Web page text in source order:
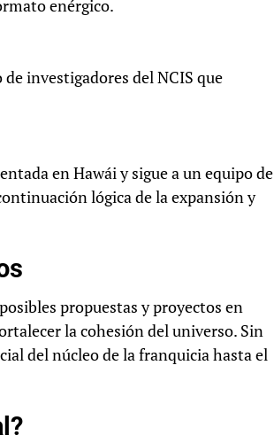
enérgico.
investigadores del NCIS que
en Hawái y sigue a un equipo de
lógica de la expansión y
propuestas y proyectos en
la cohesión del universo. Sin
del núcleo de la franquicia hasta el